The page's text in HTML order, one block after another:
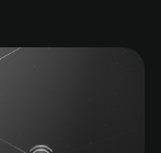
da
ayrıntı
seçmek